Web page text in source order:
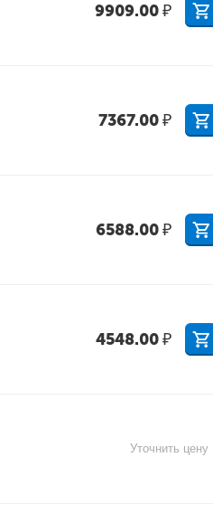
9909.00₽
7367.00₽
6588.00₽
4548.00₽
Уточнить цену